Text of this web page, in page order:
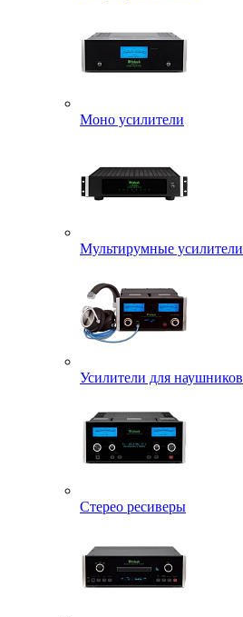
Моно усилители
Мультирумные усилители
Усилители для наушников
Стерео ресиверы